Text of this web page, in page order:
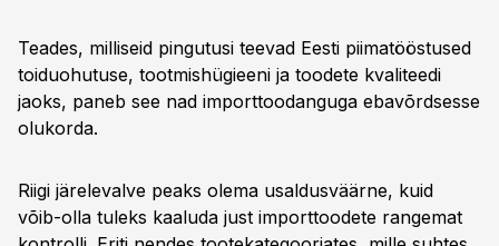
Teades, milliseid pingutusi teevad Eesti piimatööstused
toiduohutuse, tootmishügieeni ja toodete kvaliteedi
jaoks, paneb see nad importtoodanguga ebavõrdsesse
olukorda.
Riigi järelevalve peaks olema usaldusväärne, kuid
võib-olla tuleks kaaluda just importtoodete rangemat